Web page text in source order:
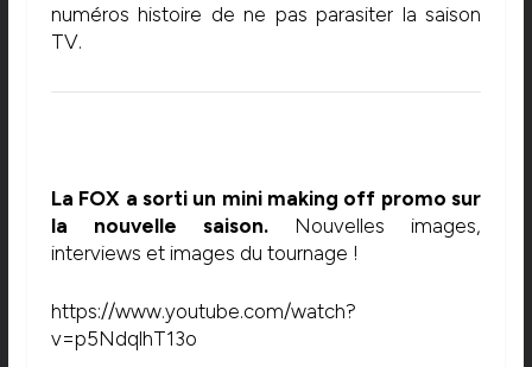
numéros histoire de ne pas parasiter la saison
TV.
La FOX a sorti un mini making off promo sur
la nouvelle saison. Nouvelles images,
interviews et images du tournage !
https://www.youtube.com/watch?
v=p5NdqlhT13o